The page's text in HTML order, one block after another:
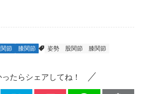
節 膝関節 姿勢 股関節 膝関節
ったらシェアしてね！